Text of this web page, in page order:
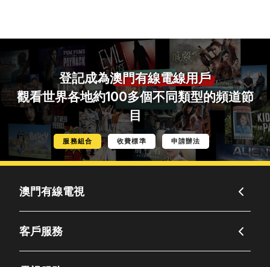
登記成為澳門有線電線用戶
觀看世界各地約100多個不同類型的頻道節
目
服務組合 收費標準 申請辦法
澳門有線電視
客戶服務